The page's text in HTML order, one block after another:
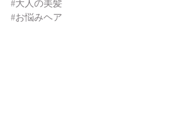
#大人の美髪
#お悩みヘア